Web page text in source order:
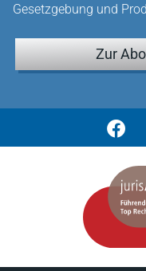
Gesetzgebung und
Zur